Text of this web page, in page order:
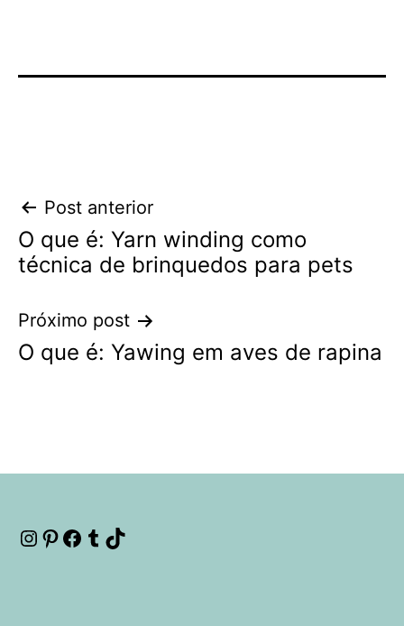
Navegação
de
Post anterior
O que é: Yarn winding como
técnica de brinquedos para pets
Próximo post
O que é: Yawing em aves de rapina
Instagram
Pinterest
Facebook
Tumblr